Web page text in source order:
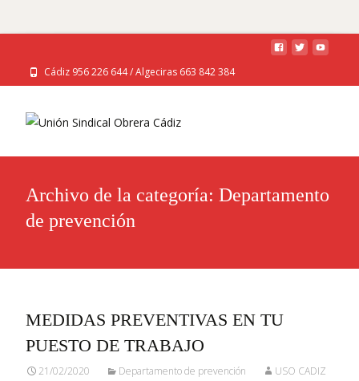
Cádiz 956 226 644 / Algeciras 663 842 384
Archivo de la categoría: Departamento
de prevención
MEDIDAS PREVENTIVAS EN TU
PUESTO DE TRABAJO
21/02/2020 Departamento de prevención USO CADIZ